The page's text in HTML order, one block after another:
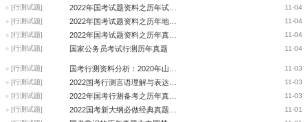
11-04
[行测试题]
11-04
[行测试题]
11-04
[行测试题]
11-04
[行测试题] 国家公务员考试行测历年真题
11-03
[行测试题]
11-03
[行测试题]
11-03
[行测试题]
11-01
[行测试题]